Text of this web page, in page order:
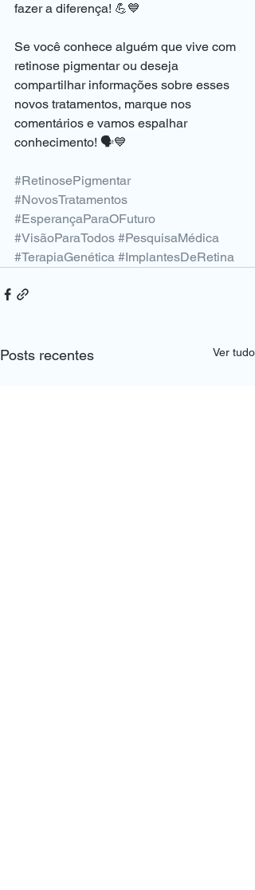
fazer a diferença! 💪💙
Se você conhece alguém que vive com
retinose pigmentar ou deseja
compartilhar informações sobre esses
novos tratamentos, marque nos
comentários e vamos espalhar
conhecimento! 🗣️💙
#RetinosePigmentar
#NovosTratamentos
#EsperançaParaOFuturo
#VisãoParaTodos #PesquisaMédica
#TerapiaGenética #ImplantesDeRetina
Posts recentes Ver tudo